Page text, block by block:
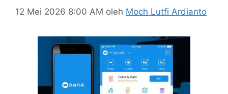
12 Mei 2026 8:00 AM oleh Moch Lutfi Ardianto